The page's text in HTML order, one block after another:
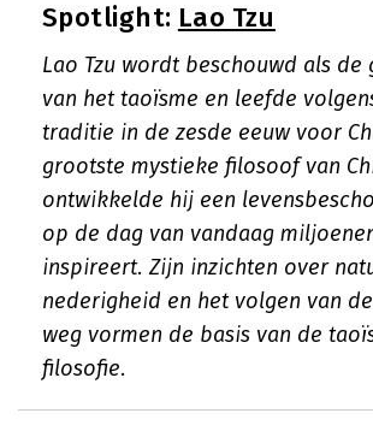
Spotlight: Lao Tzu
Lao Tzu wordt beschouwd als
van het taoïsme en leefde
traditie in de zesde eeuw voor
grootste mystieke filosoof van
ontwikkelde hij een
op de dag van vandaag
inspireert. Zijn inzichten over
nederigheid en het volgen van
weg vormen de basis van de
filosofie.